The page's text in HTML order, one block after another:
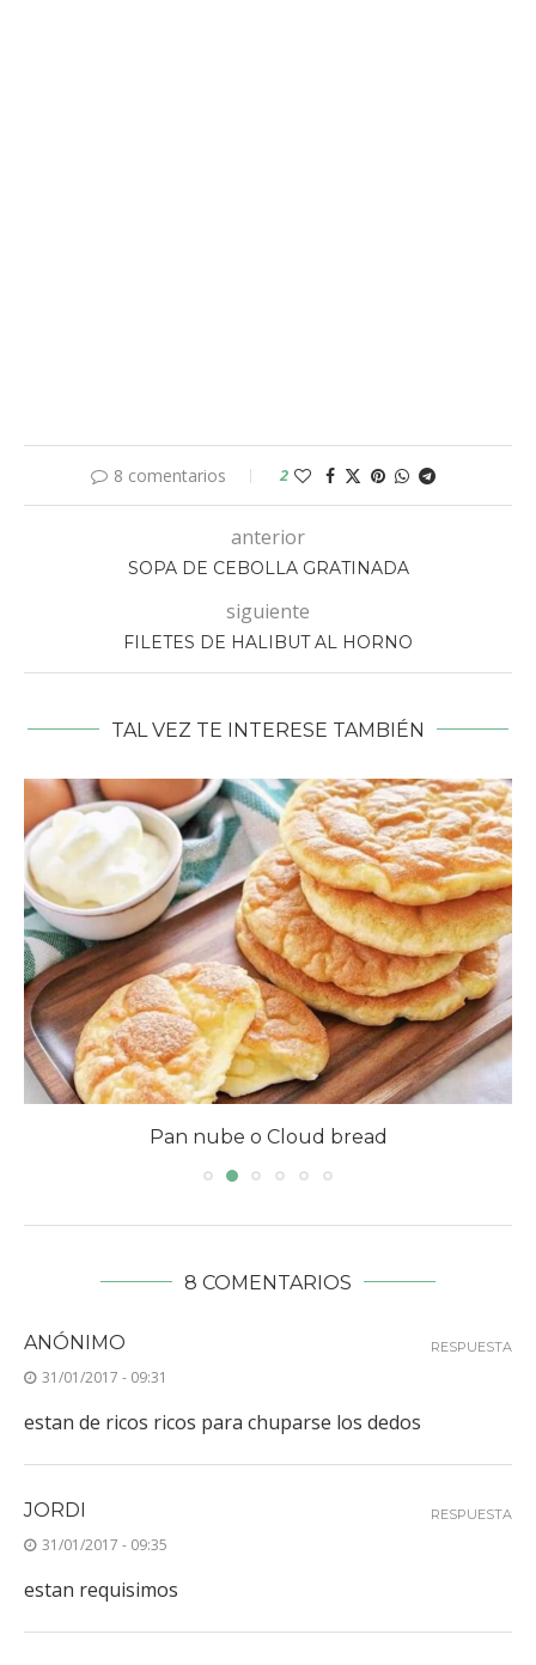
8 comentarios 2
anterior
SOPA DE CEBOLLA GRATINADA
siguiente
FILETES DE HALIBUT AL HORNO
TAL VEZ TE INTERESE TAMBIÉN
Pan nube o Cloud bread
8 COMENTARIOS
ANÓNIMO
31/01/2017 - 09:31
estan de ricos ricos para chuparse los dedos
RESPUESTA
JORDI
31/01/2017 - 09:35
estan requisimos
RESPUESTA